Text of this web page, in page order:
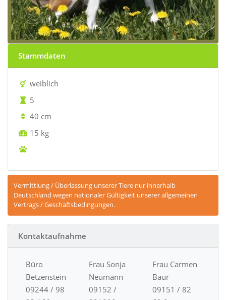
Stammdaten
weiblich
5
40 cm
15 kg
Vermittlung / Überlassung unserer Tiere nur innerhalb
Deutschland wegen nationaler Gültigkeit unserer allgemeinen
Vertrags / Geschäftsbedingungen.
Kontaktaufnahme
Büro
Betzenstein
09244 / 98
Frau Sonja
Neumann
09152 /
Frau Carmen
Baur
09151 / 82